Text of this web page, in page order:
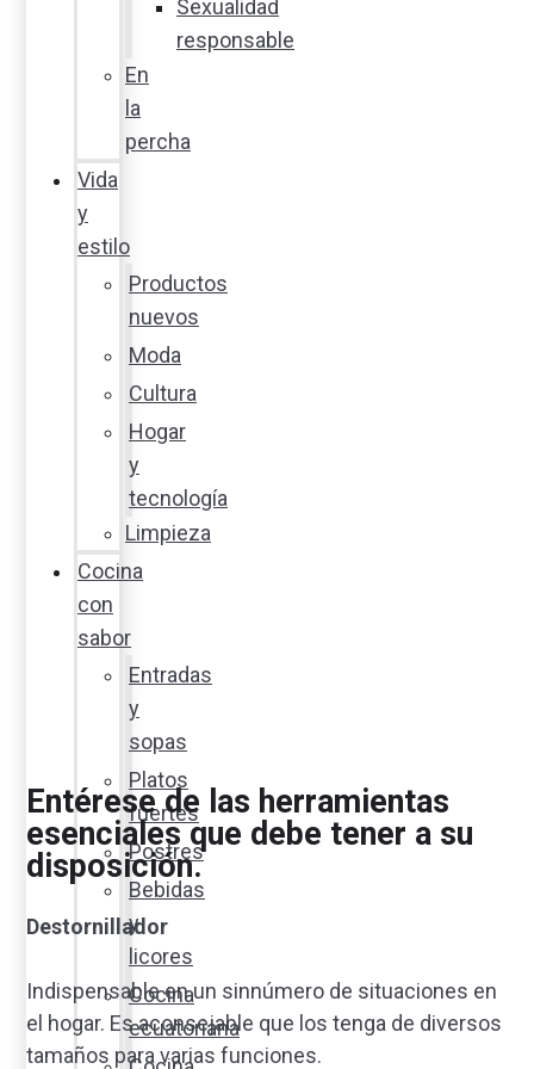
Sexualidad
responsable
En
la
percha
Vida
y
estilo
Productos
nuevos
Moda
Cultura
Hogar
y
tecnología
Limpieza
Cocina
con
sabor
Entradas
y
sopas
Platos
fuertes
Postres
Bebidas
y
licores
Cocina
ecuatoriana
Entérese de las herramientas
esencialesque debe tener a su
disposición.
Destornillador
Indispensable en un sinnúmero de situaciones en
el hogar. Es aconsejable que los tenga de diversos
tamaños para varias funciones.